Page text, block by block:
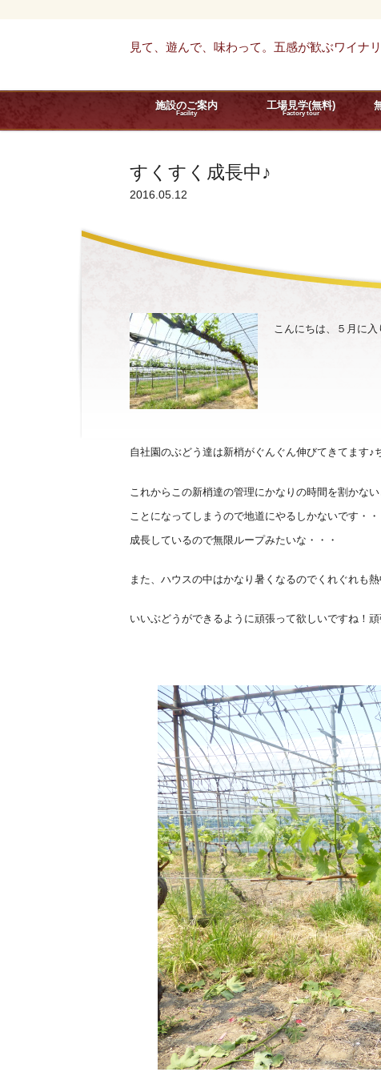
見て、遊んで、味わって。五感が歓ぶワイナ
施設のご案内
Facility
工場見学(無料)
Factory tour
すくすく成長中♪
2016.05.12
こんにちは、５月に
自社園のぶどう達は新梢がぐんぐん伸びてきてます♪
これからこの新梢達の管理にかなりの時間を割かな
ことになってしまうので地道にやるしかないです・
成長しているので無限ループみたいな・・・
また、ハウスの中はかなり暑くなるのでくれぐれも
いいぶどうができるように頑張って欲しいですね！頑